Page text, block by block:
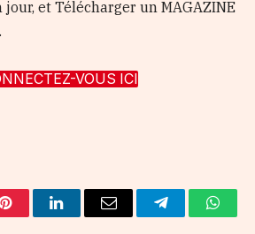
et Télécharger un MAGAZINE
VOUS ICI
PinterestLinkedInEmail Telegram